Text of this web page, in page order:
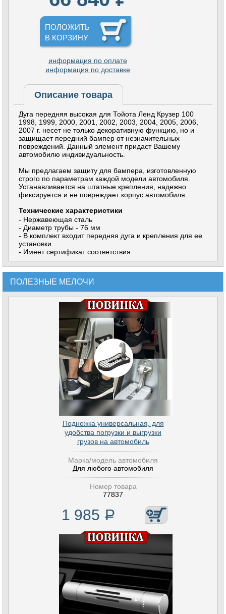
ПОЛОЖИТЬ
В КОРЗИНУ
информация по оплате
информация по доставке
Описание товара
Дуга передняя высокая для Тойота Ленд Крузер 100
1998, 1999, 2000, 2001, 2002, 2003, 2004, 2005, 2006,
2007 г. несет не только декоративную функцию, но и
защищает передний бампер от незначительных
повреждений. Данный элемент придаст Вашему
автомобилю индивидуальность.
Мы предлагаем защиту для бампера, изготовленную
строго по параметрам каждой модели автомобиля.
Устанавливается на штатные крепления, надежно
фиксируется и не повреждает корпус автомобиля.
Технические характеристики
- Нержавеющая сталь
- Диаметр трубы - 76 мм
- В комплект входит передняя дуга и крепления для ее
установки
- Имеет сертификат соответствия
ПОЛЕЗНЫЕ МЕЛОЧИ
Подножка универсальная, для
удобства погрузки и выгрузки
грузов на автомобиль
Марка/модель автомобиля
Для любого автомобиля
Номер товара
77837
1 985 Р